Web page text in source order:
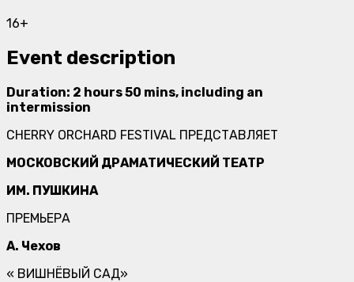
16+
Event description
Duration: 2 hours 50 mins, including an
intermission
CHERRY ORCHARD FESTIVAL ПРЕДСТАВЛЯЕТ
МОСКОВСКИЙ ДРАМАТИЧЕСКИЙ ТЕАТР
ИМ. ПУШКИНА
ПРЕМЬЕРА
А. Чехов
« ВИШНЁВЫЙ САД»